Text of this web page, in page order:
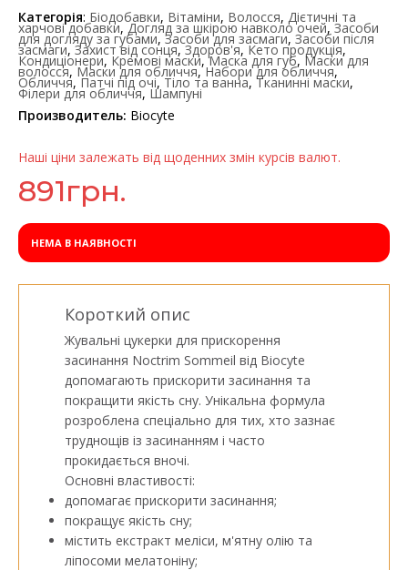
Категорія: Біодобавки, Вітаміни, Волосся, Дієтичні та
харчові добавки,Догляд за шкірою навколо очей,Засоби
для догляду за губами,Засоби для засмаги, Засоби після
засмаги,Захист від сонця,Здоров'я,Кето продукція,
Кондиціонери,Кремові маски,Маска для губ,Маски для
волосся,Маски для обличчя,Набори для обличчя,
Обличчя,Патчі під очі,Тіло та ванна, Тканинні маски,
Філери для обличчя, Шампуні
Производитель: Biocyte
Наші ціни залежать від щоденних змін курсів валют.
891грн.
НЕМА В НАЯВНОСТІ
Короткий опис
Жувальні цукерки для прискорення
засинання Noctrim Sommeil від Biocyte
допомагають прискорити засинання та
покращити якість сну. Унікальна формула
розроблена спеціально для тих, хто зазнає
труднощів із засинанням і часто
прокидається вночі.
Основні властивості:
допомагає прискорити засинання;
покращує якість сну;
містить екстракт меліси, м'ятну олію та
ліпосоми мелатоніну;